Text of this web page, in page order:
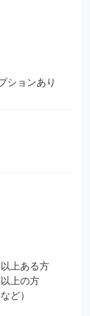
ションあり
上ある方
上の方
ど）